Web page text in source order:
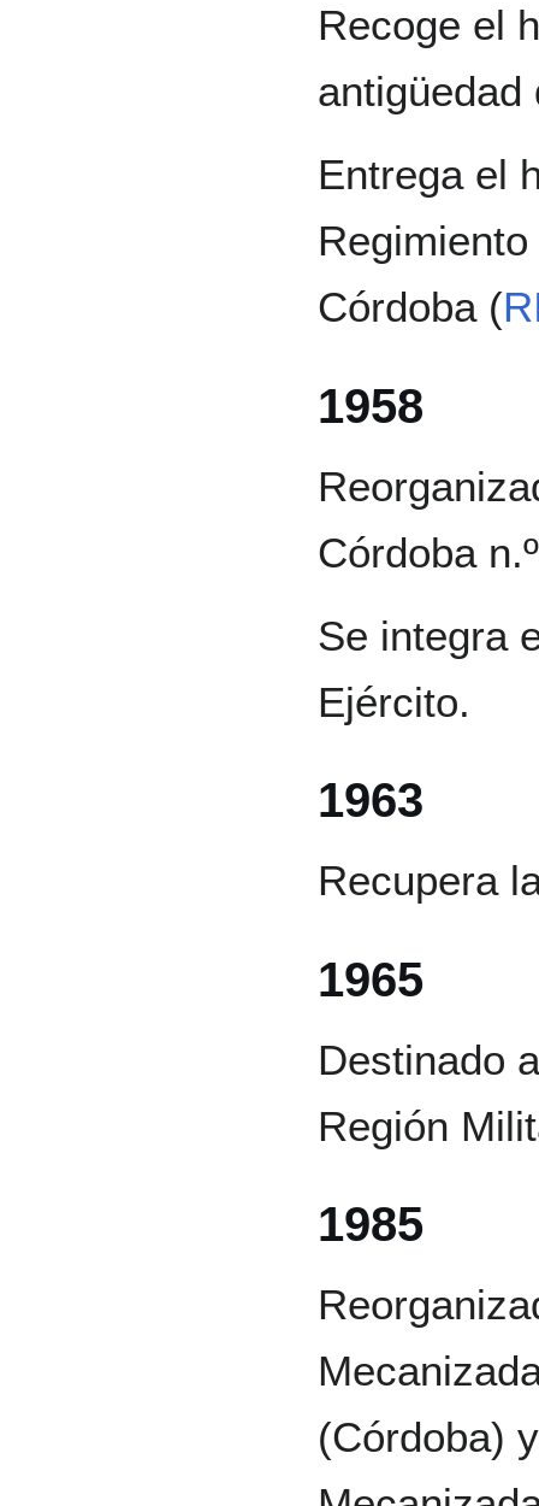
Recoge el
Entrega el
Córdoba (
1958
Córdoba
Se integra
Ejército.
1963
Recupera
1965
Destinado
Región
1985
(Córdoba)